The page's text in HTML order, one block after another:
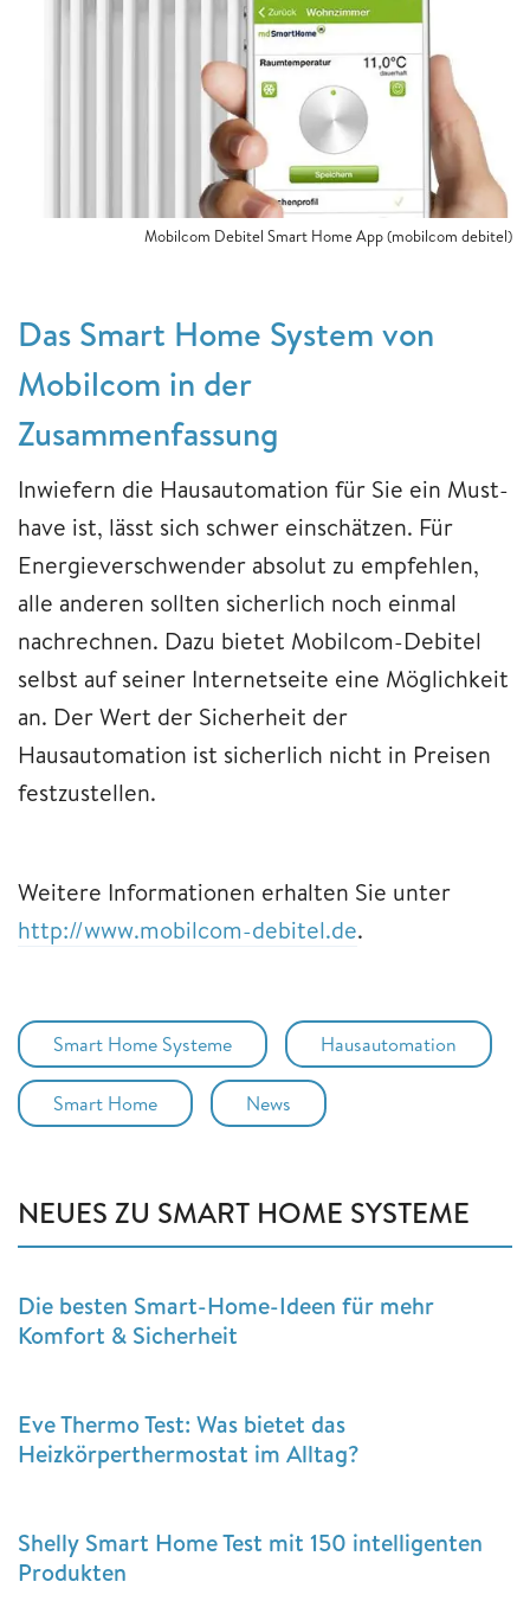
Mobilcom Debitel Smart Home App (mobilcom debitel)
Das Smart Home System von
Mobilcom in der
Zusammenfassung
Inwiefern die Hausautomation für Sie ein Must-
have ist, lässt sich schwer einschätzen. Für
Energieverschwender absolut zu empfehlen,
alle anderen sollten sicherlich noch einmal
nachrechnen. Dazu bietet Mobilcom-Debitel
selbst auf seiner Internetseite eine Möglichkeit
an. Der Wert der Sicherheit der
Hausautomation ist sicherlich nicht in Preisen
festzustellen.
Weitere Informationen erhalten Sie unter
http://www.mobilcom-debitel.de.
Smart Home Systeme Hausautomation
Smart Home News
NEUES ZU SMART HOME SYSTEME
Die besten Smart-Home-Ideen für mehr
Komfort & Sicherheit
Eve Thermo Test: Was bietet das
Heizkörperthermostat im Alltag?
Shelly Smart Home Test mit 150 intelligenten
Produkten